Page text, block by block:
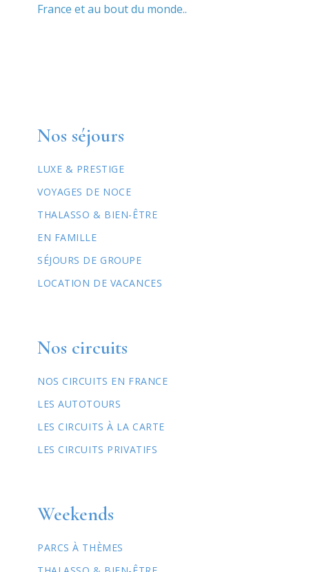
France et au bout du monde..
Nos séjours
LUXE & PRESTIGE
VOYAGES DE NOCE
THALASSO & BIEN-ÊTRE
EN FAMILLE
SÉJOURS DE GROUPE
LOCATION DE VACANCES
Nos circuits
NOS CIRCUITS EN FRANCE
LES AUTOTOURS
LES CIRCUITS À LA CARTE
LES CIRCUITS PRIVATIFS
Weekends
PARCS À THÈMES